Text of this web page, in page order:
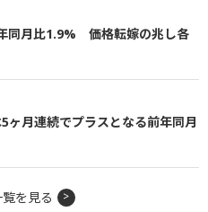
同月比1.9% 価格転嫁の兆し各
ヶ月連続でプラスとなる前年同月
を見る